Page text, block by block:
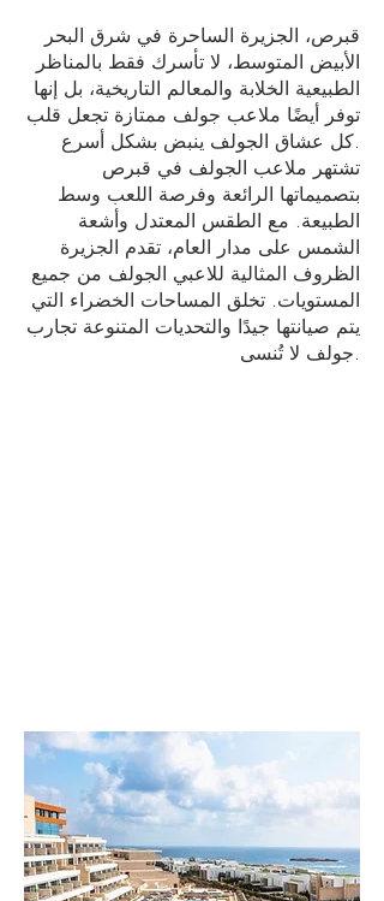
قبرص، الجزيرة الساحرة في شرق البحر
الأبيض المتوسط، لا تأسرك فقط بالمناظر
الطبيعية الخلابة والمعالم التاريخية، بل إنها
توفر أيضًا ملاعب جولف ممتازة تجعل قلب
كل عشاق الجولف ينبض بشكل أسرع.
تشتهر ملاعب الجولف في قبرص
بتصميماتها الرائعة وفرصة اللعب وسط
الطبيعة. مع الطقس المعتدل وأشعة
الشمس على مدار العام، تقدم الجزيرة
الظروف المثالية للاعبي الجولف من جميع
المستويات. تخلق المساحات الخضراء التي
يتم صيانتها جيدًا والتحديات المتنوعة تجارب
جولف لا تُنسى.